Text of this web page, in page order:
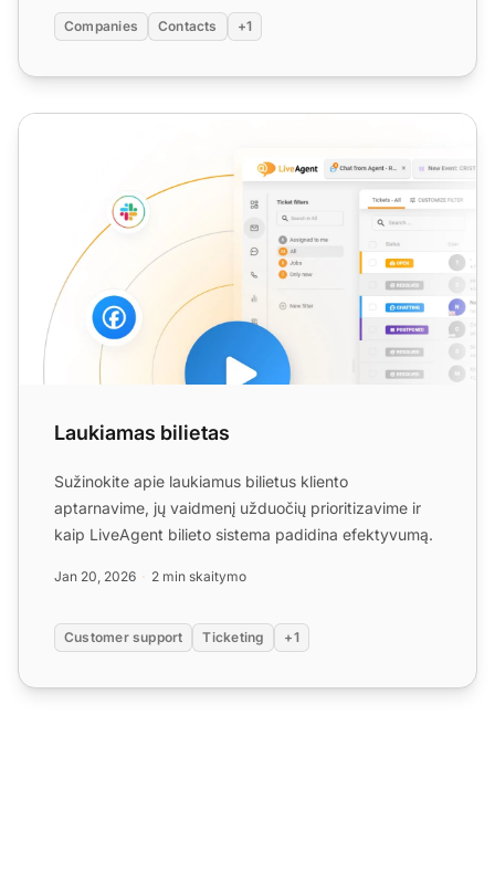
Companies Contacts +1
Laukiamas bilietas
Laukiamas bilietas
Sužinokite apie laukiamus bilietus kliento
aptarnavime, jų vaidmenį užduočių prioritizavime ir
kaip LiveAgent bilieto sistema padidina efektyvumą.
Jan 20, 2026 2 min skaitymo
Customer support Ticketing +1